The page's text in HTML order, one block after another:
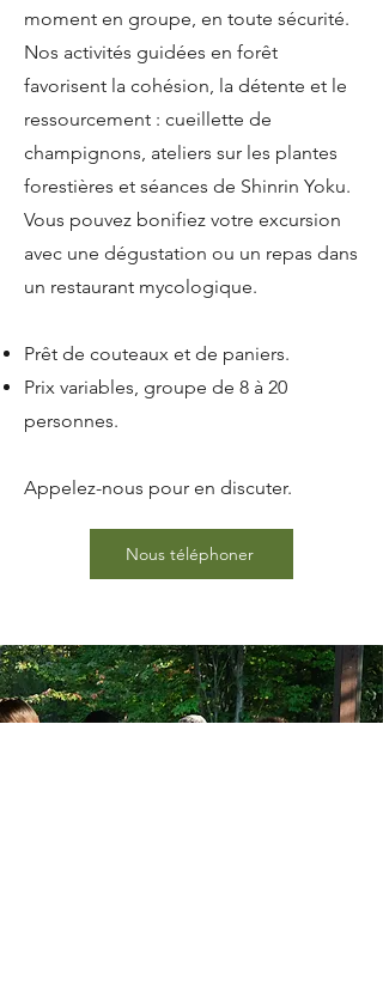
moment en groupe, en toute sécurité.
Nos activités guidées en forêt
favorisent la cohésion, la détente et le
ressourcement : cueillette de
champignons, ateliers sur les plantes
forestières et séances de Shinrin Yoku.
Vous pouvez bonifiez votre excursion
avec une dégustation ou un repas dans
un restaurant mycologique.
Prêt de couteaux et de paniers.
Prix variables, groupe de 8 à 20
personnes.
Appelez-nous pour en discuter.
Nous téléphoner